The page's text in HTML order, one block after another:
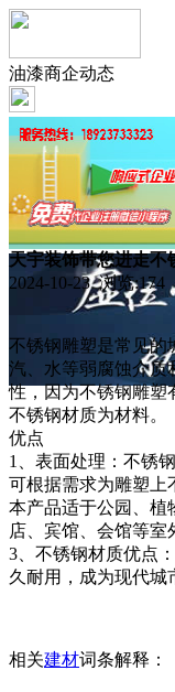
油漆商企动态
天宇装饰带您进走不
2024-10-23 浏览:174
不锈钢雕塑是常见的
汽、水等弱腐蚀介质
性，因为不锈钢雕塑
不锈钢材质为材料。
优点
1、表面处理：不锈
可根据需求为雕塑上
本产品适于公园、植
店、宾馆、会馆等室
3、不锈钢材质优点
久耐用，成为现代城
相关建材词条解释：